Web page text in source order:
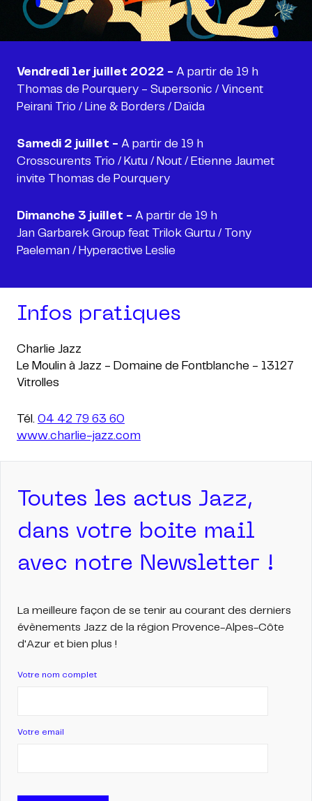
Vendredi 1er juillet 2022 - A partir de 19 h
Thomas de Pourquery - Supersonic / Vincent
Peirani Trio / Line & Borders / Daïda
Samedi 2 juillet - A partir de 19 h
Crosscurents Trio / Kutu / Nout / Etienne Jaumet
invite Thomas de Pourquery
Dimanche 3 juillet - A partir de 19 h
Jan Garbarek Group feat Trilok Gurtu / Tony
Paeleman / Hyperactive Leslie
Infos pratiques
Charlie Jazz
Le Moulin à Jazz - Domaine de Fontblanche - 13127
Vitrolles
Tél. 04 42 79 63 60
www.charlie-jazz.com
Toutes les actus Jazz,
dans votre boite mail
avec notre Newsletter !
La meilleure façon de se tenir au courant des derniers
évènements Jazz de la région Provence-Alpes-Côte
d'Azur et bien plus !
Votre nom complet
Votre email